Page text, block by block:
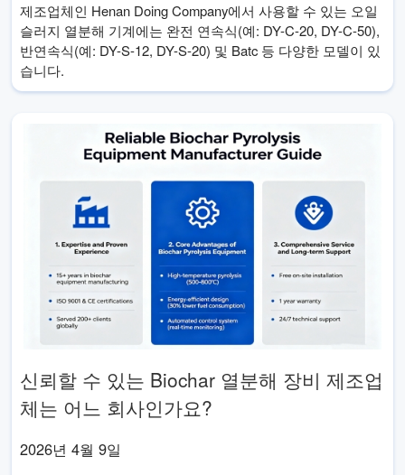
제조업체인 Henan Doing Company에서 사용할 수 있는 오일
슬러지 열분해 기계에는 완전 연속식(예: DY-C-20, DY-C-50),
반연속식(예: DY-S-12, DY-S-20) 및 Batc 등 다양한 모델이 있
습니다.
신뢰할 수 있는 Biochar 열분해 장비 제조업
체는 어느 회사인가요?
2026년 4월 9일